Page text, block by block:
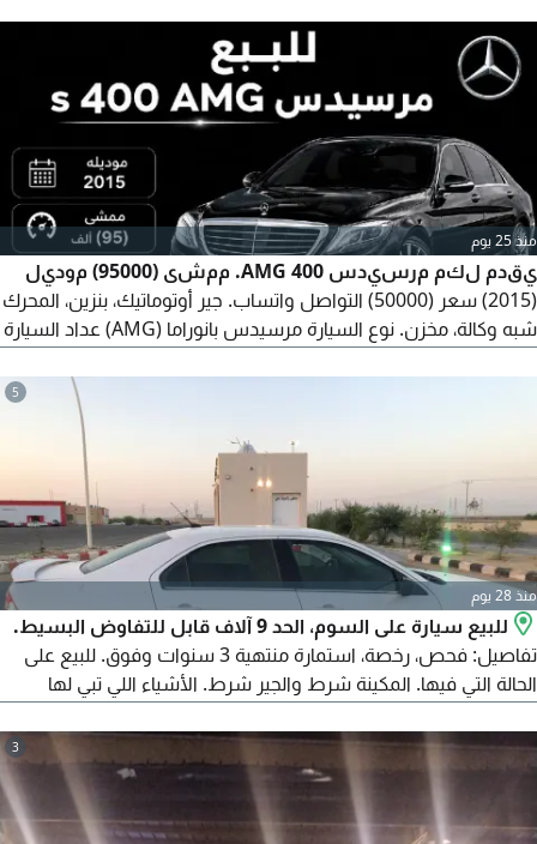
منذ 25 يوم
يقدم لكم مرسيدس 400 AMG. ممشى (95000) موديل
(2015) سعر (50000) التواصل واتساب. جير أوتوماتيك، بنزين، المحرك
شبه وكالة، مخزن. نوع السيارة مرسيدس بانوراما (AMG) عداد السيارة
5
منذ 28 يوم
للبيع سيارة على السوم، الحد 9 آلاف قابل للتفاوض البسيط.
تفاصيل: فحص، رخصة، استمارة منتهية 3 سنوات وفوق. للبيع على
الحالة التي فيها. المكينة شرط والجير شرط. الأشياء اللي تبي لها
ميزان. تبي لها صيانة دودة بحدود 500 ريال أو تغيير. دومة الدركسون
كامل 1500 ريال. السيارة عاملة منزلية. كفرات نصف. المكيف ثلج
وشغال. النور شغال. بلوتوث شغال.
3